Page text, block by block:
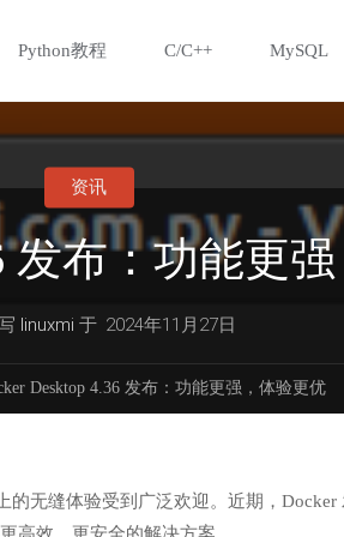
Python教程 C/C++ MySQL
发布：功能更
linuxmi 于 2024年11月27日
资讯
Desktop 4.36 发布：功能更强，体验更优
的无缝体验受到广泛欢迎。近期，Docker